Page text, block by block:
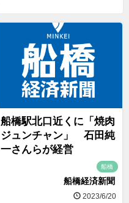
船橋駅北口近くに「焼肉
ジュンチャン」 石田純
一さんらが経営
船橋
船橋経済新聞
2023/6/20